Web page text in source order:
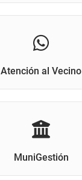
Atención al Vecino
MuniGestión